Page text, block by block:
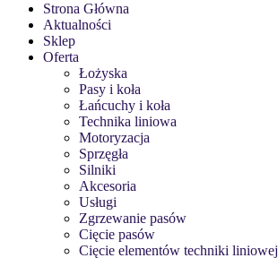
Strona Główna
Aktualności
Sklep
Oferta
Łożyska
Pasy i koła
Łańcuchy i koła
Technika liniowa
Motoryzacja
Sprzęgła
Silniki
Akcesoria
Usługi
Zgrzewanie pasów
Cięcie pasów
Cięcie elementów techniki liniowej